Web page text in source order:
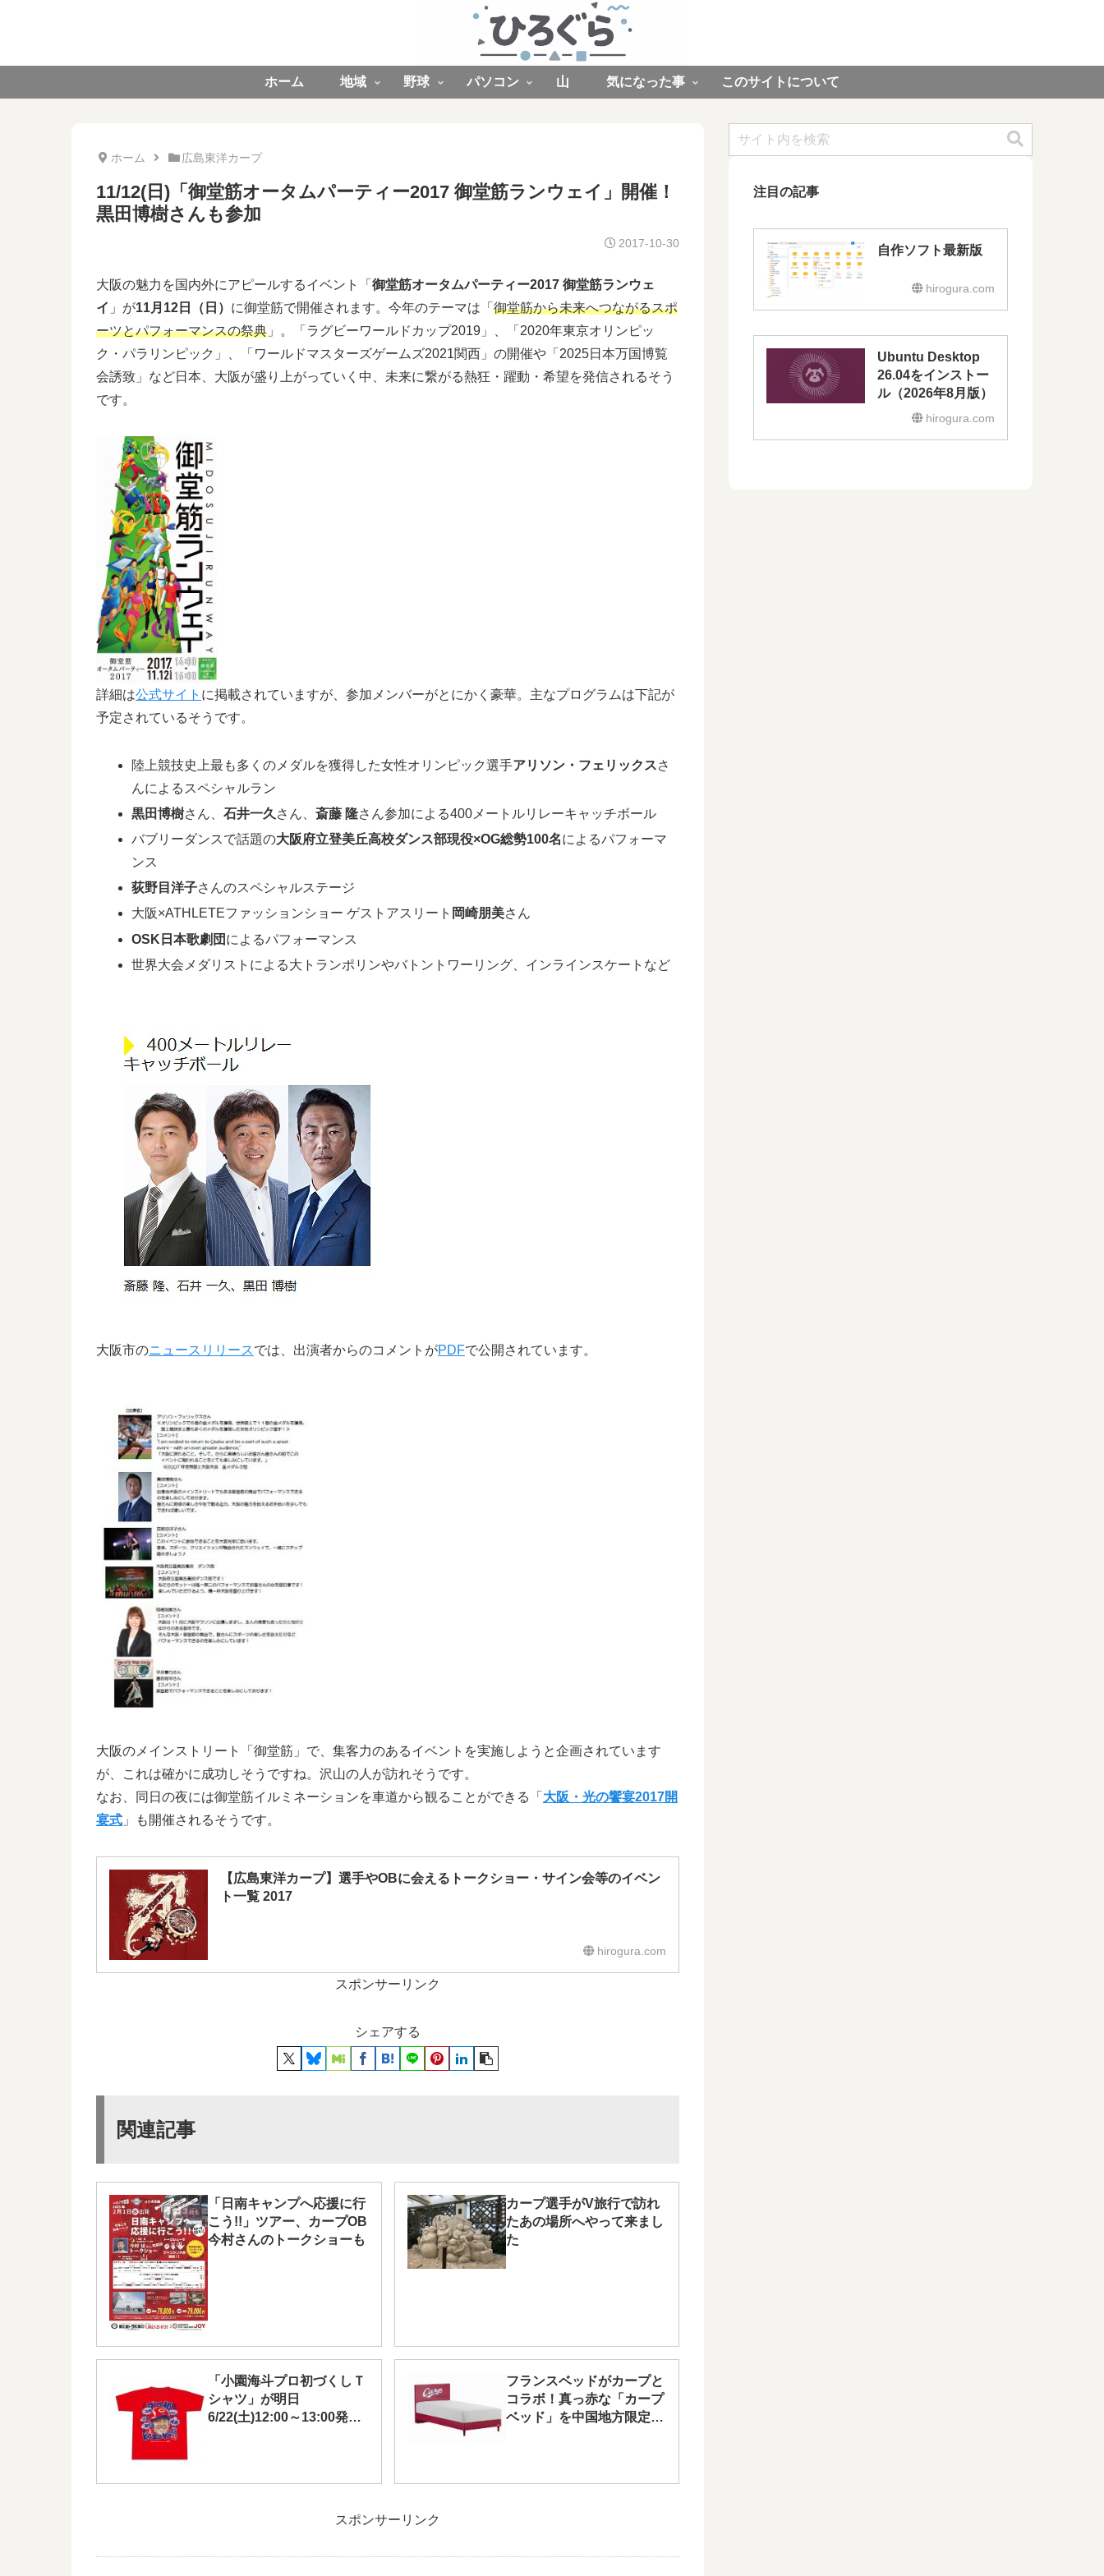
ホーム 地域 野球 パソコン 山 気になった事 このサイトについて
ホーム 広島東洋カープ
11/12(日)「御堂筋オータムパーティー2017 御堂筋ランウェイ」開催！
黒田博樹さんも参加
2017-10-30
大阪の魅力を国内外にアピールするイベント「 御堂筋オータムパーティー2017 御堂筋ランウェ
イ 」が11月12日（日） に御堂筋で開催されます。今年のテーマは「 御堂筋から未来へつながるスポ
ーツとパフォーマンスの祭典 」。「ラグビーワールドカップ2019」、「2020年東京オリンピッ
ク・パラリンピック」、「ワールドマスターズゲームズ2021関西」の開催や「2025日本万国博覧
会誘致」など日本、大阪が盛り上がっていく中、未来に繋がる熱狂・躍動・希望を発信されるそう
です。
詳細は公式サイト に掲載されていますが、参加メンバーがとにかく豪華。主なプログラムは下記が
予定されているそうです。
陸上競技史上最も多くのメダルを獲得した女性オリンピック選手アリソン・フェリックスさ
んによるスペシャルラン
黒田博樹さん、石井一久 さん、斎藤 隆さん参加による400メートルリレーキャッチボール
バブリーダンスで話題の大阪府立登美丘高校ダンス部現役×OG総勢100名によるパフォーマ
ンス
荻野目洋子さんのスペシャルステージ
大阪×ATHLETEファッションショー ゲストアスリート 岡崎朋美さん
OSK日本歌劇団 によるパフォーマンス
世界大会メダリストによる大トランポリンやバトントワーリング、インラインスケートなど
大阪市のニュースリリースでは、出演者からのコメントがPDFで公開されています。
大阪のメインストリート「御堂筋」で、集客力のあるイベントを実施しようと企画されています
が、これは確かに成功しそうですね。沢山の人が訪れそうです。
なお、同日の夜には御堂筋イルミネーションを車道から観ることができる「 大阪・光の饗宴2017開
宴式 」も開催されるそうです。
【広島東洋カープ】選手やOBに会えるトークショー・サイン会等のイベン
ト一覧 2017
hirogura.com
スポンサーリンク
シェアする
関連記事
「日南キャンプへ応援に行
こう!!」ツアー、カープOB
今村さんのトークショーも
カープ選手がV旅行で訪れ
たあの場所へやって来まし
た
「小園海斗プロ初づくしＴ
シャツ」が明日
6/22(土)12:00～13:00発
フランスベッドがカープと
コラボ！真っ赤な「カープ
ベッド」を中国地方限定で
スポンサーリンク
注目の記事
自作ソフト最新版
hirogura.com
Ubuntu Desktop
26.04をインストー
ル（2026年8月版）
hirogura.com